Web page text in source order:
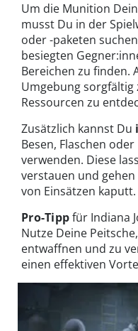
Um die Munition
musst Du in der
oder -paketen
besiegten
Bereichen zu finden.
Umgebung
Ressourcen zu
Zusätzlich kannst Du
Besen, Flaschen
verwenden. Diese
verstauen und
von Einsätzen kaputt.
Pro-Tippfür Indiana
Nutze Deine
entwaffnen und zu
einen effektiven